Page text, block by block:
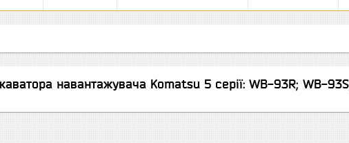
навантажувача Komatsu 5 серії: WB-93R; WB-